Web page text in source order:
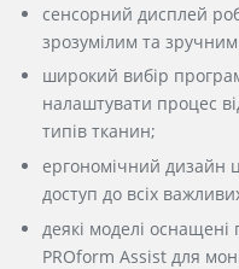
сенсорний дисплей
зрозумілим та
широкий вибір
налаштувати процес
типів тканин;
ергономічний дизайн
доступ до всіх
деякі моделі
PROform Assist для